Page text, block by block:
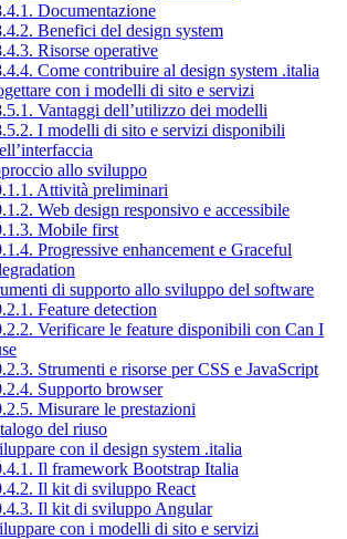
Documentazione
Benefici del design system
Risorse operative
Come contribuire al design system .italia
con i modelli di sito e servizi
Vantaggi dell’utilizzo dei modelli
I modelli di sito e servizi disponibili
allo sviluppo
Attività preliminari
Web design responsivo e accessibile
Mobile first
Progressive enhancement e Graceful
di supporto allo sviluppo del software
Feature detection
Verificare le feature disponibili con Can I
Strumenti e risorse per CSS e JavaScript
Supporto browser
Misurare le prestazioni
del riuso
con il design system .italia
Il framework Bootstrap Italia
Il kit di sviluppo React
Il kit di sviluppo Angular
con i modelli di sito e servizi